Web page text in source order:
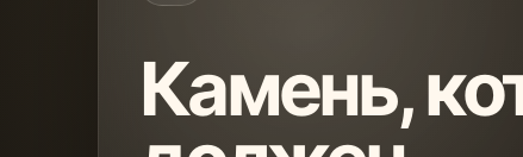
Камень,